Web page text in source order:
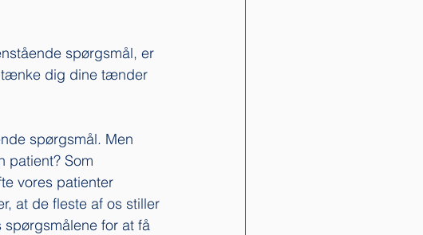
spørgsmål, er
tænke dig dine tænder
spørgsmål. Men
patient? Som
vores patienter
at de fleste af os stiller
for at få